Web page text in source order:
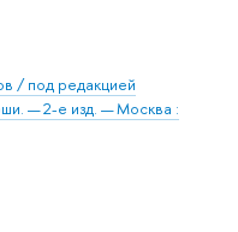
/ под редакцией
— 2-е изд. — Москва :